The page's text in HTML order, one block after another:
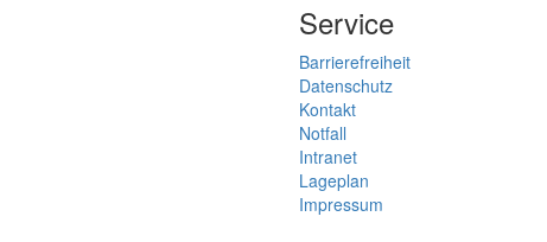
Service
Barrierefreiheit
Datenschutz
Kontakt
Notfall
Intranet
Lageplan
Impressum